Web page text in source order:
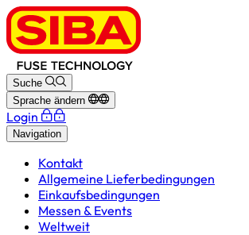
Suche
Sprache ändern
Login
Navigation
Kontakt
Allgemeine Lieferbedingungen
Einkaufsbedingungen
Messen & Events
Weltweit